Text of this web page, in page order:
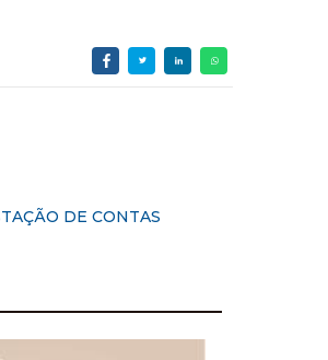
DE CONTAS